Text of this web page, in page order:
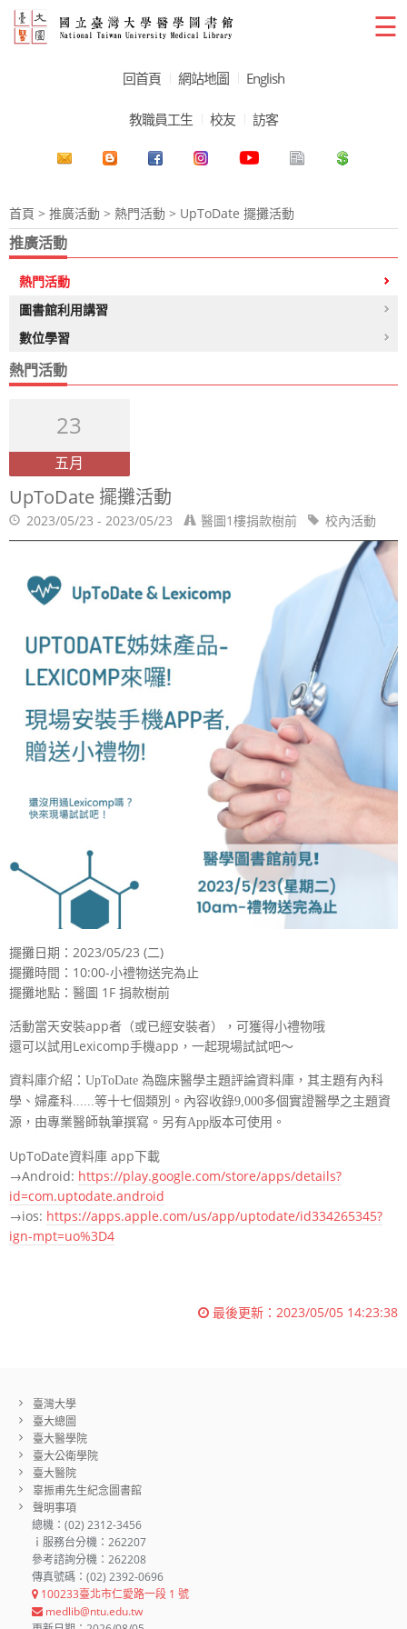
☰
回首頁 網站地圖 English
教職員工生 校友 訪客
首頁 > 推廣活動 > 熱門活動 > UpToDate 擺攤活動
推廣活動
熱門活動
圖書館利用講習
數位學習
熱門活動
23
五月
UpToDate 擺攤活動
2023/05/23 - 2023/05/23 醫圖1樓捐款樹前 校內活動
擺攤日期：2023/05/23 (二)
擺攤時間：10:00-小禮物送完為止
擺攤地點：醫圖 1F 捐款樹前
活動當天安裝app者（或已經安裝者），可獲得小禮物哦
還可以試用Lexicomp手機app，一起現場試試吧～
資料庫介紹：UpToDate 為臨床醫學主題評論資料庫，其主題有內科
學、婦產科......等十七個類別。內容收錄9,000多個實證醫學之主題資
源，由專業醫師執筆撰寫。另有App版本可使用。
UpToDate資料庫 app下載
→Android: https://play.google.com/store/apps/details?
id=com.uptodate.android
→ios: https://apps.apple.com/us/app/uptodate/id334265345?
ign-mpt=uo%3D4
最後更新： 2023/05/05 14:23:38
臺灣大學
臺大總圖
臺大醫學院
臺大公衛學院
臺大醫院
辜振甫先生紀念圖書館
聲明事項
總機：(02) 2312-3456
ｉ服務台分機：262207
參考諮詢分機：262208
傳真號碼：(02) 2392-0696
100233臺北市仁愛路一段 1 號
medlib@ntu.edu.tw